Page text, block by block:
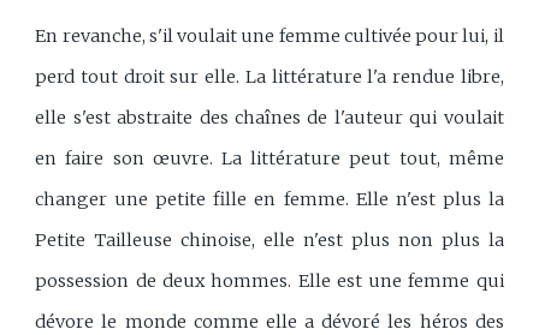
En revanche, s'il voulait une femme cultivée pour lui, il
perd tout droit sur elle. La littérature l'a rendue libre,
elle s'est abstraite des chaînes de l'auteur qui voulait
en faire son œuvre. La littérature peut tout, même
changer une petite fille en femme. Elle n'est plus la
Petite Tailleuse chinoise, elle n'est plus non plus la
possession de deux hommes. Elle est une femme qui
dévore le monde comme elle a dévoré les héros des